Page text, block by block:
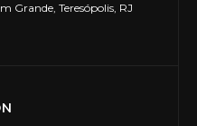
Grande, Teresópolis, RJ